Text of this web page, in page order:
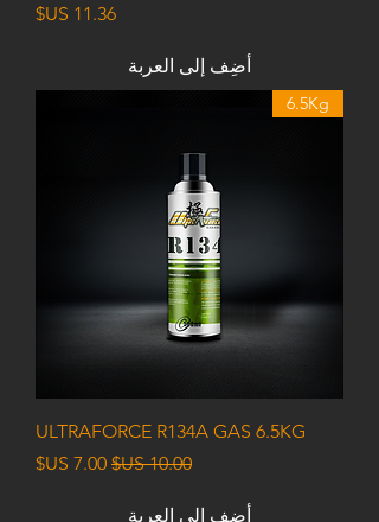
السعر
أضِف إلى العربة
6.5Kg
ULTRAFORCE R134A GAS 6.5KG
سعر عادي سعر البيع
أضِف إلى العربة